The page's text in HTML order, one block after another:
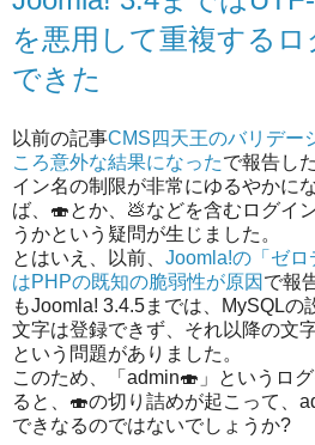
を悪用して重複する
できた
以前の記事CMS四天王のバリデー
ころ意外な結果になったで報告し
イン名の制限が非常にゆるやかに
ば、🍣とか、💩などを含むログイ
うかという疑問が生じました。
とはいえ、以前、 Joomla!の「ゼロ
はPHPの既知の脆弱性が原因 で報
もJoomla! 3.4.5までは、MySQLの
文字は登録できず、それ以降の文
という問題がありました。
このため、「admin🍣」というロ
ると、🍣の切り詰めが起こって、
できなるのではないでしょうか?